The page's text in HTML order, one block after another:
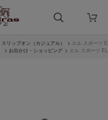
スリップオン（カジュアル） > エル スポーツ
> お出かけ・ショッピング > エル スポーツ